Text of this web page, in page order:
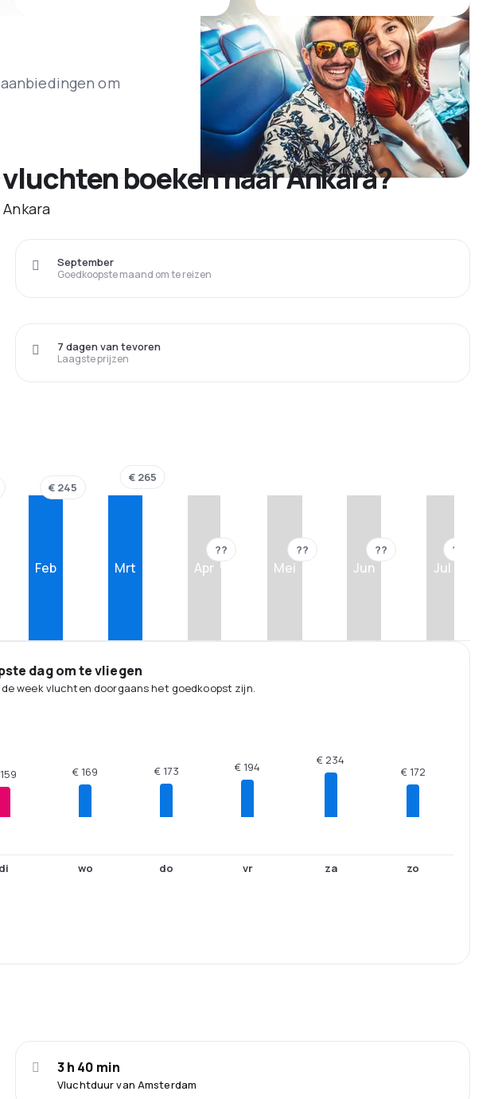
om
boeken naar Ankara?
Goedkoopste maand om te reizen
September
Laagste prijzen
7 dagen van tevoren
Feb
€ 245
Mrt
€ 265
Apr
??
Mei
??
Jun
??
Jul
??
dag om te vliegen
week vluchten doorgaans het goedkoopst zijn.
di
€ 169
wo
€ 173
do
€ 194
vr
€ 234
za
€ 172
zo
Vluchtduur van Amsterdam
3 h 40 min